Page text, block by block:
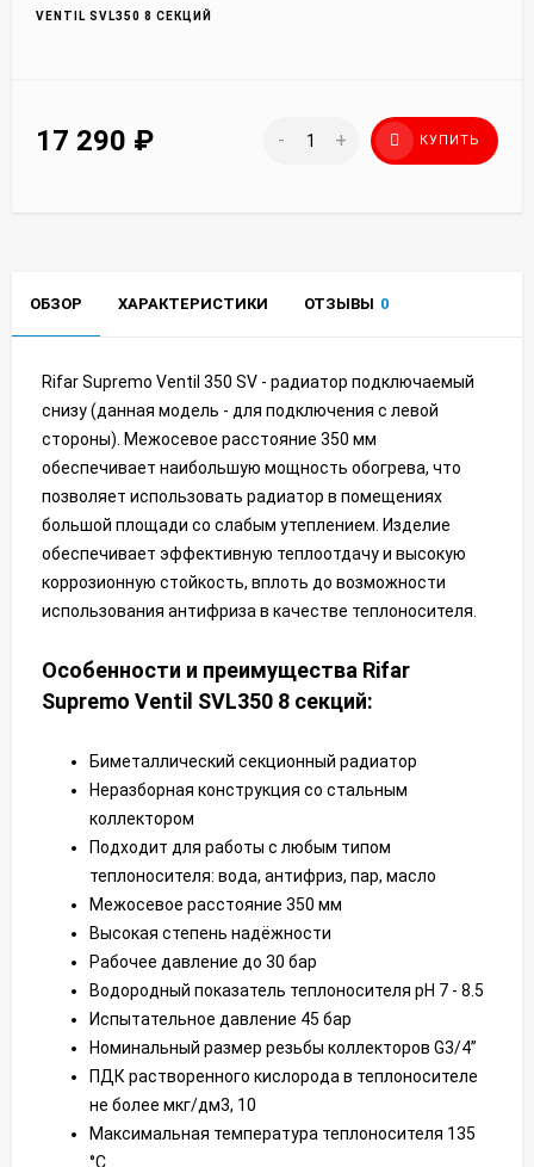
VENTIL SVL350 8 СЕКЦИЙ
17 290 ₽ - + КУПИТЬ
ОБЗОР ХАРАКТЕРИСТИКИ ОТЗЫВЫ 0
Rifar Supremo Ventil 350 SV - радиатор подключаемый
снизу (данная модель - для подключения с левой
стороны). Межосевое расстояние 350 мм
обеспечивает наибольшую мощность обогрева, что
позволяет использовать радиатор в помещениях
большой площади со слабым утеплением. Изделие
обеспечивает эффективную теплоотдачу и высокую
коррозионную стойкость, вплоть до возможности
использования антифриза в качестве теплоносителя.
Особенности и преимущества Rifar
Supremo Ventil SVL350 8 секций:
Биметаллический секционный радиатор
Неразборная конструкция со стальным
коллектором
Подходит для работы с любым типом
теплоносителя: вода, антифриз, пар, масло
Межосевое расстояние 350 мм
Высокая степень надёжности
Рабочее давление до 30 бар
Водородный показатель теплоносителя pН 7 - 8.5
Испытательное давление 45 бар
Номинальный размер резьбы коллекторов G3/4”
ПДК растворенного кислорода в теплоносителе
не более мкг/дм3, 10
Максимальная температура теплоносителя 135
°C